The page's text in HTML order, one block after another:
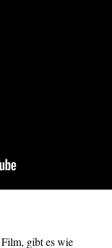
gibt es wie